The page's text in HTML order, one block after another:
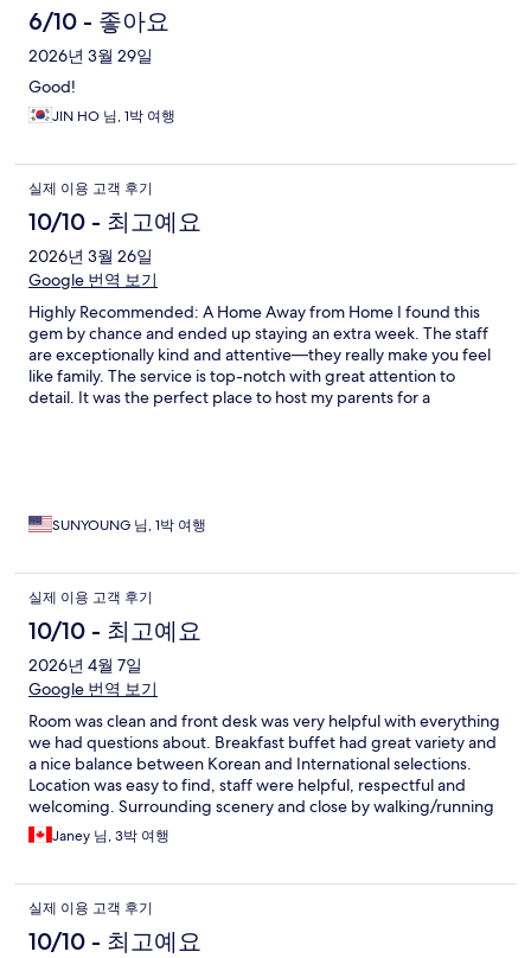
6/10 - 좋아요
2026년 3월 29일
Good!
JIN HO 님, 1박 여행
실제 이용 고객 후기
10/10 - 최고예요
2026년 3월 26일
Google 번역 보기
Highly Recommended: A Home Away from Home I found this
gem by chance and ended up staying an extra week. The staff
are exceptionally kind and attentive—they really make you feel
like family. The service is top-notch with great attention to
detail. It was the perfect place to host my parents for a
SUNYOUNG 님, 1박 여행
실제 이용 고객 후기
10/10 - 최고예요
2026년 4월 7일
Google 번역 보기
Room was clean and front desk was very helpful with everything
we had questions about. Breakfast buffet had great variety and
a nice balance between Korean and International selections.
Location was easy to find, staff were helpful, respectful and
welcoming. Surrounding scenery and close by walking/running
path lined with cherry blossom trees is beautiful. Would
definitely return!
Janey 님, 3박 여행
실제 이용 고객 후기
10/10 - 최고예요